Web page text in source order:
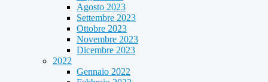
Agosto 2023
Settembre 2023
Ottobre 2023
Novembre 2023
Dicembre 2023
2022
Gennaio 2022